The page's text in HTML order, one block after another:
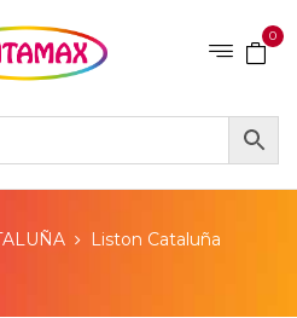
0
Liston Cataluña